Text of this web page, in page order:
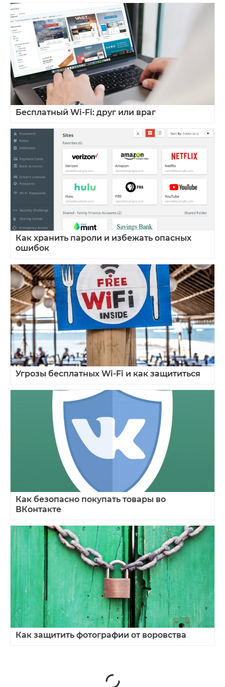
Бесплатный Wi‑Fi: друг или враг
Как хранить пароли и избежать опасных
ошибок
Угрозы бесплатных Wi‑Fi и как защититься
Как безопасно покупать товары во
ВКонтакте
Как защитить фотографии от воровства